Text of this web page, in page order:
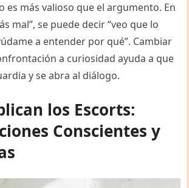
es más valioso que el argumento. En
mal”, se puede decir “veo que lo
a entender por qué”. Cambiar
a curiosidad ayuda a que
y se abra al diálogo.
los Escorts:
Conscientes y